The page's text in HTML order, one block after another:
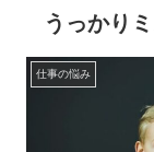
うっかり
仕事の悩み